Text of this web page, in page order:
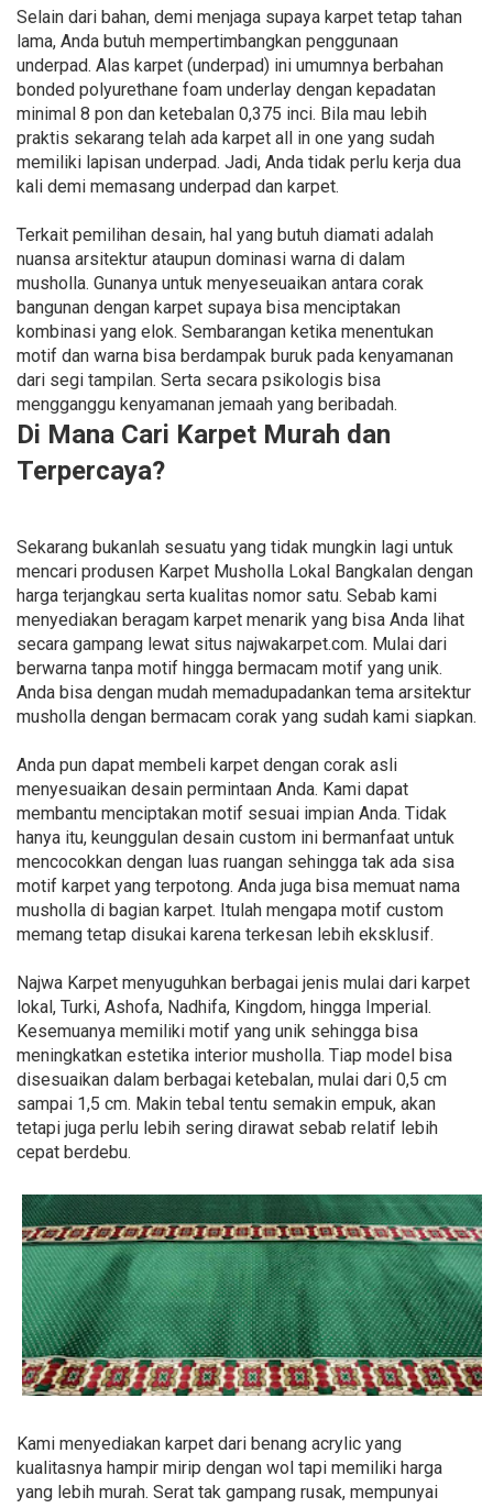
Selain dari bahan, demi menjaga supaya karpet tetap tahan
lama, Anda butuh mempertimbangkan penggunaan
underpad. Alas karpet (underpad) ini umumnya berbahan
bonded polyurethane foam underlay dengan kepadatan
minimal 8 pon dan ketebalan 0,375 inci. Bila mau lebih
praktis sekarang telah ada karpet all in one yang sudah
memiliki lapisan underpad. Jadi, Anda tidak perlu kerja dua
kali demi memasang underpad dan karpet.
Terkait pemilihan desain, hal yang butuh diamati adalah
nuansa arsitektur ataupun dominasi warna di dalam
musholla. Gunanya untuk menyeseuaikan antara corak
bangunan dengan karpet supaya bisa menciptakan
kombinasi yang elok. Sembarangan ketika menentukan
motif dan warna bisa berdampak buruk pada kenyamanan
dari segi tampilan. Serta secara psikologis bisa
mengganggu kenyamanan jemaah yang beribadah.
Di Mana Cari Karpet Murah dan
Terpercaya?
Sekarang bukanlah sesuatu yang tidak mungkin lagi untuk
mencari produsen Karpet Musholla Lokal Bangkalan dengan
harga terjangkau serta kualitas nomor satu. Sebab kami
menyediakan beragam karpet menarik yang bisa Anda lihat
secara gampang lewat situs najwakarpet.com. Mulai dari
berwarna tanpa motif hingga bermacam motif yang unik.
Anda bisa dengan mudah memadupadankan tema arsitektur
musholla dengan bermacam corak yang sudah kami siapkan.
Anda pun dapat membeli karpet dengan corak asli
menyesuaikan desain permintaan Anda. Kami dapat
membantu menciptakan motif sesuai impian Anda. Tidak
hanya itu, keunggulan desain custom ini bermanfaat untuk
mencocokkan dengan luas ruangan sehingga tak ada sisa
motif karpet yang terpotong. Anda juga bisa memuat nama
musholla di bagian karpet. Itulah mengapa motif custom
memang tetap disukai karena terkesan lebih eksklusif.
Najwa Karpet menyuguhkan berbagai jenis mulai dari karpet
lokal, Turki, Ashofa, Nadhifa, Kingdom, hingga Imperial.
Kesemuanya memiliki motif yang unik sehingga bisa
meningkatkan estetika interior musholla. Tiap model bisa
disesuaikan dalam berbagai ketebalan, mulai dari 0,5 cm
sampai 1,5 cm. Makin tebal tentu semakin empuk, akan
tetapi juga perlu lebih sering dirawat sebab relatif lebih
cepat berdebu.
Kami menyediakan karpet dari benang acrylic yang
kualitasnya hampir mirip dengan wol tapi memiliki harga
yang lebih murah. Serat tak gampang rusak, mempunyai